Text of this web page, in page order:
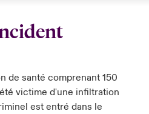
de santé comprenant 150
victime d'une infiltration
est entré dans le